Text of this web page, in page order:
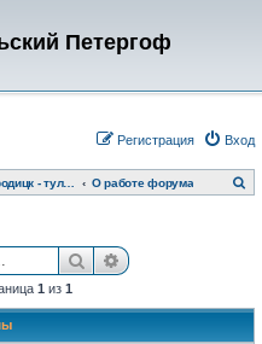
Петергоф
Вход
Регистрация
Сайт "Богородицк - тульский Петергоф" О работе форума
о
ПоискРасширенный
1 из 1